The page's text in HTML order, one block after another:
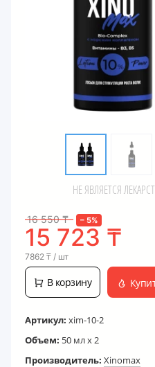
НЕ ЯВЛЯЕТСЯ
16 550₸ – 5%
15 723 ₸
7862 ₸ / шт
В корзину
Артикул: xim-10-2
Объем: 50 мл x 2
Производитель: Xinomax